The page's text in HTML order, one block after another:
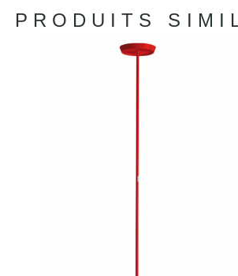
PRODUITS